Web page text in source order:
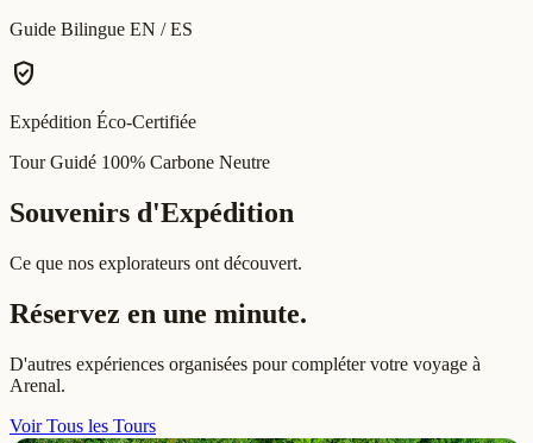
Guide Bilingue EN / ES
verified_user
Expédition Éco-Certifiée
Tour Guidé 100% Carbone Neutre
Souvenirs d'Expédition
Ce que nos explorateurs ont découvert.
Réservez en une minute.
D'autres expériences organisées pour compléter votre voyage à
Arenal.
Voir Tous les Tours